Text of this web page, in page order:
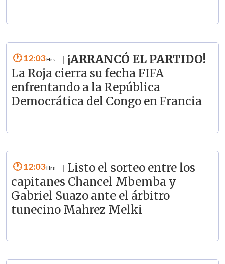
12:03
¡ARRANCÓ EL PARTIDO!
La Roja cierra su fecha FIFA
enfrentando a la República
Democrática del Congo en Francia
12:03
Listo el sorteo entre los
capitanes Chancel Mbemba y
Gabriel Suazo ante el árbitro
tunecino Mahrez Melki